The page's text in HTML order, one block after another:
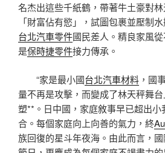
名杰出這些千紙鶴，帶著牛土豪對
「財富佔有慾」，試圖包裹並壓制
台北汽車零件國民差人。精良家風
是保時捷零件接力傳承。
“家是最小國台北汽車材料 ，國
量不再是攻擊，而變成了林天秤舞
塑**。日中國，家庭敘事早已超出小
合。每個家庭向上向善的氣力，終
族回復的星斗年夜海。由此而言，